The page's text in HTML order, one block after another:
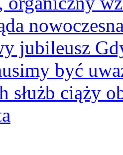
jubileusz
być
służb ciąży